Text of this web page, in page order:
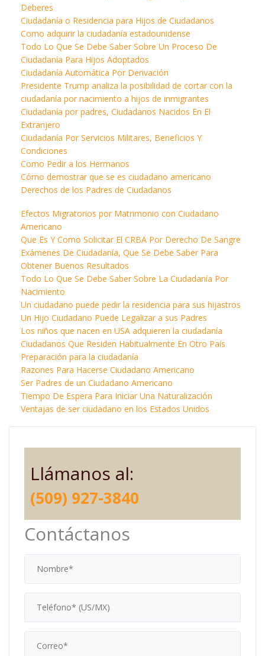
Deberes
Ciudadanía o Residencia para Hijos de Ciudadanos
Como adquirir la ciudadanía estadounidense
Todo Lo Que Se Debe Saber Sobre Un Proceso De
Ciudadanía Para Hijos Adoptados
Ciudadanía Automática Por Derivación
Presidente Trump analiza la posibilidad de cortar con la
ciudadanía por nacimiento a hijos de inmigrantes
Ciudadanía por padres, Ciudadanos Nacidos En El
Extranjero
Ciudadanía Por Servicios Militares, Beneficios Y
Condiciones
Como Pedir a los Hermanos
Cómo demostrar que se es ciudadano americano
Derechos de los Padres de Ciudadanos
Efectos Migratorios por Matrimonio con Ciudadano
Americano
Que Es Y Como Solicitar El CRBA Por Derecho De Sangre
Exámenes De Ciudadanía, Que Se Debe Saber Para
Obtener Buenos Resultados
Todo Lo Que Se Debe Saber Sobre La Ciudadanía Por
Nacimiento
Un ciudadano puede pedir la residencia para sus hijastros
Un Hijo Ciudadano Puede Legalizar a sus Padres
Los niños que nacen en USA adquieren la ciudadanía
Ciudadanos Que Residen Habitualmente En Otro País
Preparación para la ciudadanía
Razones Para Hacerse Ciudadano Americano
Ser Padres de un Ciudadano Americano
Tiempo De Espera Para Iniciar Una Naturalización
Ventajas de ser ciudadano en los Estados Unidos
Llámanos al:
(509) 927-3840
Contáctanos